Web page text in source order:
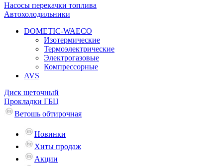
Насосы перекачки топлива
Автохолодильники
DOMETIC-WAECO
Изотермические
Термоэлектрические
Электрогазовые
Компрессорные
AVS
Диск щеточный
Прокладки ГБЦ
Ветошь обтирочная
Новинки
Хиты продаж
Акции